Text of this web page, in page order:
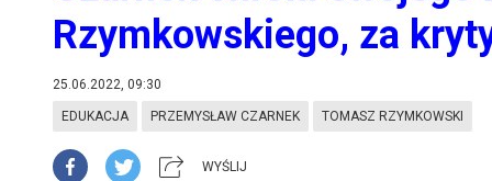
Rzymkowskiego, za
25.06.2022, 09:30
EDUKACJA PRZEMYSŁAW CZARNEK TOMASZ RZYMKOWSKI
WYŚLIJ